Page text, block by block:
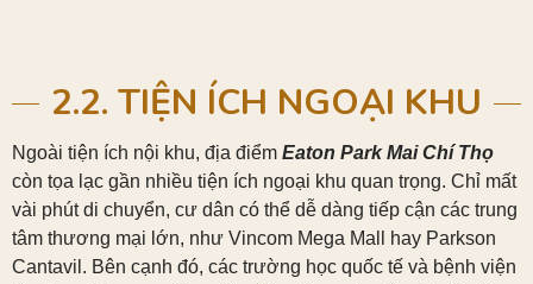
2.2. TIỆN ÍCH NGOẠI KHU
Ngoài tiện ích nội khu, địa điểm Eaton Park Mai Chí Thọ
còn tọa lạc gần nhiều tiện ích ngoại khu quan trọng. Chỉ mất
vài phút di chuyển, cư dân có thể dễ dàng tiếp cận các trung
tâm thương mại lớn, như Vincom Mega Mall hay Parkson
Cantavil. Bên cạnh đó, các trường học quốc tế và bệnh viện